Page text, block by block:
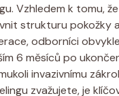
Vzhledem k tomu,
strukturu pokožky
odborníci
6 měsíců po
invazivnímu
zvažujete, je